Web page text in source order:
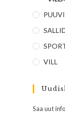
VILL
Saa uut